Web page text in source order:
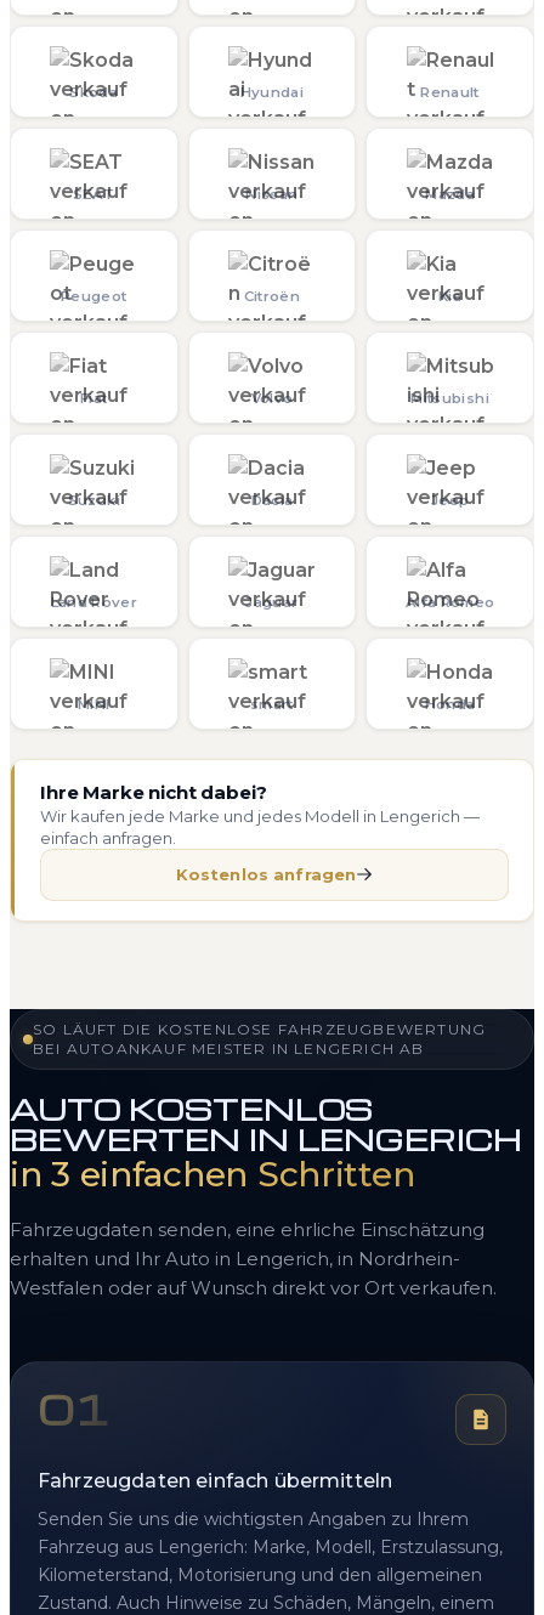
Skoda Hyundai Renault
SEAT Nissan Mazda
Peugeot Citroën Kia
Fiat Volvo Mitsubishi
Suzuki Dacia Jeep
Land Rover Jaguar Alfa Romeo
MINI smart Honda
Ihre Marke nicht dabei?
Wir kaufen jede Marke und jedes Modell in Lengerich —
einfach anfragen.
Kostenlos anfragen
SO LÄUFT DIE KOSTENLOSE FAHRZEUGBEWERTUNG
BEI AUTOANKAUF MEISTER IN LENGERICH AB
AUTO KOSTENLOS
BEWERTEN IN LENGERICH
in 3 einfachen Schritten
Fahrzeugdaten senden, eine ehrliche Einschätzung
erhalten und Ihr Auto in Lengerich, in Nordrhein-
Westfalen oder auf Wunsch direkt vor Ort verkaufen.
01
Fahrzeugdaten einfach übermitteln
Senden Sie uns die wichtigsten Angaben zu Ihrem
Fahrzeug aus Lengerich: Marke, Modell, Erstzulassung,
Kilometerstand, Motorisierung und den allgemeinen
Zustand. Auch Hinweise zu Schäden, Mängeln, einem